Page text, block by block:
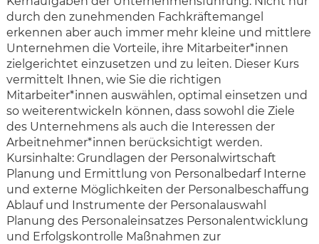
durch den zunehmenden Fachkräftemangel
erkennen aber auch immer mehr kleine und mittlere
Unternehmen die Vorteile, ihre Mitarbeiter*innen
zielgerichtet einzusetzen und zu leiten. Dieser Kurs
vermittelt Ihnen, wie Sie die richtigen
Mitarbeiter*innen auswählen, optimal einsetzen und
so weiterentwickeln können, dass sowohl die Ziele
des Unternehmens als auch die Interessen der
Arbeitnehmer*innen berücksichtigt werden.
Kursinhalte: Grundlagen der Personalwirtschaft
Planung und Ermittlung von Personalbedarf Interne
und externe Möglichkeiten der Personalbeschaffung
Ablauf und Instrumente der Personalauswahl
Planung des Personaleinsatzes Personalentwicklung
und Erfolgskontrolle Maßnahmen zur